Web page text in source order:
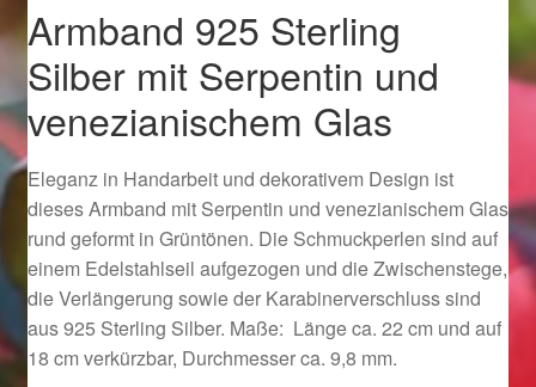
Ostergeschenke finden für Ostern 2016
Ostergeschenke finden für Ostern 2017
Ostergeschenke finden für Ostern 2018
Ostergeschenke finden für Ostern 2019
Ostergeschenke finden für Ostern 2020
Ostergeschenke finden für Ostern 2021
Armband 925 Sterling
Silber mit Serpentin und
venezianischem Glas
Eleganz in Handarbeit und dekorativem Design ist
dieses Armband mit Serpentin und venezianischem Glas
rund geformt in Grüntönen. Die Schmuckperlen sind auf
einem Edelstahlseil aufgezogen und die Zwischenstege,
die Verlängerung sowie der Karabinerverschluss sind
aus 925 Sterling Silber. Maße: Länge ca. 22 cm und auf
18 cm verkürzbar, Durchmesser ca. 9,8 mm.